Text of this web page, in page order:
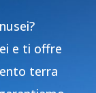
e ti offre
terra